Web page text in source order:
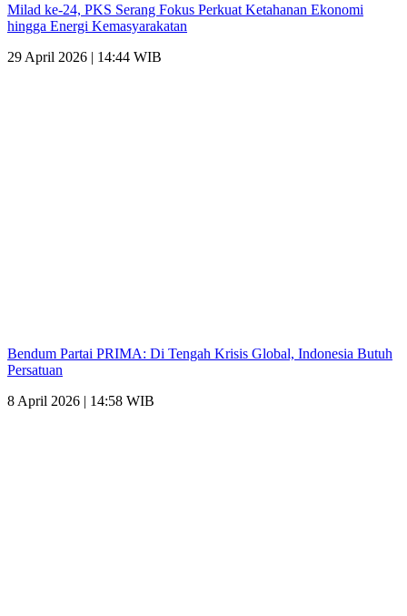
Milad ke-24, PKS Serang Fokus Perkuat Ketahanan Ekonomi
hingga Energi Kemasyarakatan
29 April 2026 | 14:44 WIB
Bendum Partai PRIMA: Di Tengah Krisis Global, Indonesia Butuh
Persatuan
8 April 2026 | 14:58 WIB